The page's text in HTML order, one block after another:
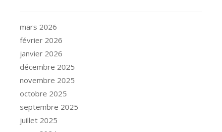
mars 2026
février 2026
janvier 2026
décembre 2025
novembre 2025
octobre 2025
septembre 2025
juillet 2025